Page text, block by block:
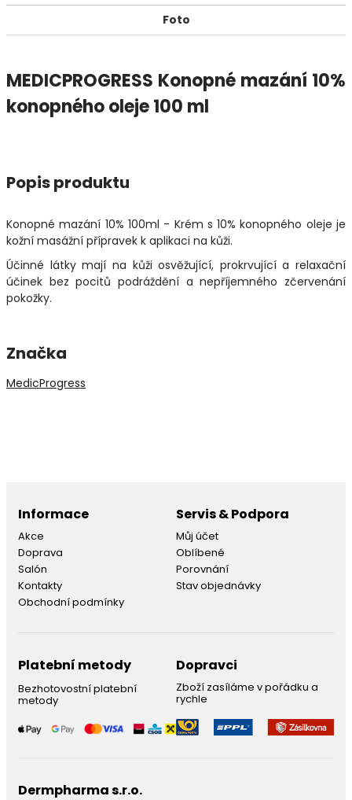
Foto
MEDICPROGRESS Konopné mazání 10%
konopného oleje 100 ml
Popis produktu
Konopné mazání 10% 100ml - Krém s 10% konopného oleje je
kožní masážní přípravek k aplikaci na kůži.
Účinné látky mají na kůži osvěžující, prokrvující a relaxační
účinek bez pocitů podráždění a nepříjemného zčervenání
pokožky.
Značka
MedicProgress
Informace
Akce
Doprava
Salón
Kontakty
Obchodní podmínky
Servis & Podpora
Můj účet
Oblíbené
Porovnání
Stav objednávky
Platební metody
Bezhotovostní platební
metody
Dopravci
Zboží zasíláme v pořádku a
rychle
Dermpharma s.r.o.